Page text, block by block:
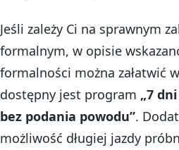
Jeśli zależy Ci na sprawnym
formalnym, w opisie
formalności można załatwić
dostępny jest program „7
bez podania powodu”.
możliwość długiej jazdy